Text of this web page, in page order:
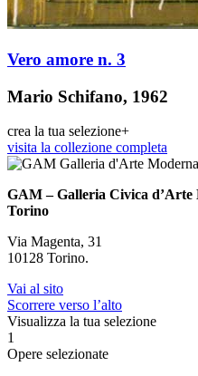
Vero amore n. 3
Mario Schifano, 1962
crea la tua selezione+
visita la collezione completa
GAM – Galleria Civica d’Arte
Torino
Via Magenta, 31
10128 Torino.
Vai al sito
Scorrere verso l’alto
Visualizza la tua selezione
1
Opere selezionate